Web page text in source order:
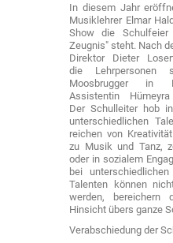
In diesem Jahr
Musiklehrer Elmar
Show die
Zeugnis" steht. Nach
Direktor Dieter
die Lehrpersonen
Moosbrugger in
Assistentin
Der Schulleiter hob
unterschiedlichen
reichen von
zu Musik und Tanz,
oder in sozialem
bei
Talenten können
werden, bereichern
Hinsicht übers ganze
Verabschiedung der